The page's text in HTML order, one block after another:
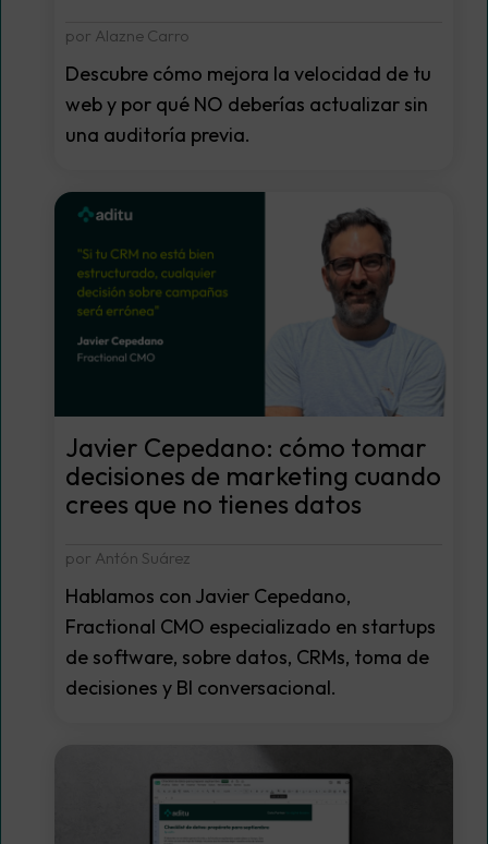
por Alazne Carro
Descubre cómo mejora la velocidad de tu
web y por qué NO deberías actualizar sin
una auditoría previa.
Javier Cepedano: cómo tomar
decisiones de marketing cuando
crees que no tienes datos
por Antón Suárez
Hablamos con Javier Cepedano,
Fractional CMO especializado en startups
de software, sobre datos, CRMs, toma de
decisiones y BI conversacional.